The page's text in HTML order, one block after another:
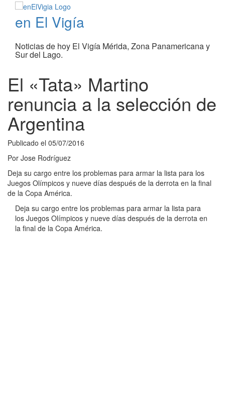
en El Vigía
Noticias de hoy El Vigía Mérida, Zona Panamericana y
Sur del Lago.
El «Tata» Martino
renuncia a la selección de
Argentina
Publicado el 05/07/2016
Por Jose Rodríguez
Deja su cargo entre los problemas para armar la lista para los
Juegos Olímpicos y nueve días después de la derrota en la final
de la Copa América.
Deja su cargo entre los problemas para armar la lista para
los Juegos Olímpicos y nueve días después de la derrota en
la final de la Copa América.